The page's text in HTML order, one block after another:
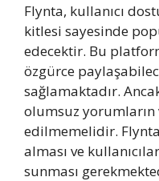
Flynta, kullanıcı
kitlesi sayesinde
edecektir. Bu
özgürce
sağlamaktadır.
olumsuz yorumların
edilmemelidir.
alması ve
sunması